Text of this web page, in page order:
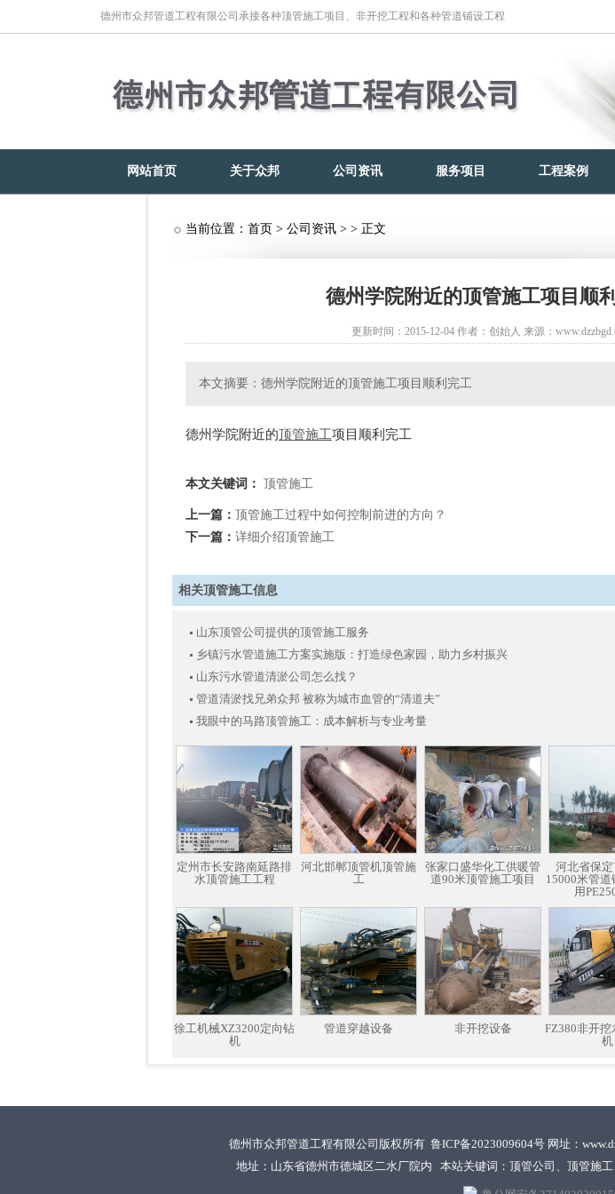
德州市众邦管道工程有限公司承接各种顶管施工项目、非开挖工程和各种管道铺设工程
网站首页 关于众邦 公司资讯 服务项目 工程案例
当前位置： 首页 > 公司资讯 > > 正文
德州学院附近的顶管施工项目顺
更新时间：2015-12-04 作者：创始人 来源：
本文摘要：德州学院附近的顶管施工项目顺利完工
德州学院附近的顶管施工项目顺利完工
本文关键词： 顶管施工
上一篇： 顶管施工过程中如何控制前进的方向？
下一篇： 详细介绍顶管施工
相关顶管施工信息
山东顶管公司提供的顶管施工服务
乡镇污水管道施工方案实施版：打造绿色家园，助力乡村振兴
山东污水管道清淤公司怎么找？
管道清淤找兄弟众邦 被称为城市血管的“清道夫”
我眼中的马路顶管施工：成本解析与专业考量
定州市长安路南延路排
水顶管施工工程
河北邯郸顶管机顶管施
工
张家口盛华化工供暖管
道90米顶管施工项目
河北省保
15000米管
用
徐工机械XZ3200定向钻
机
管道穿越设备 非开挖设备
FZ380非开
机
德州市众邦管道工程有限公司版权所有 鲁ICP备2023009604号网址：
地址：山东省德州市德城区二水厂院内 本站关键词：顶管公司、顶管施